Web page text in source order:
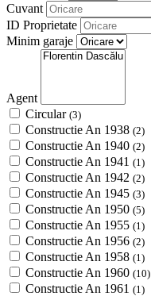
Cuvant
ID Proprietate
Minim garaje
Agent
Circular (3)
Constructie An 1938 (2)
Constructie An 1940 (2)
Constructie An 1941 (1)
Constructie An 1942 (2)
Constructie An 1945 (3)
Constructie An 1950 (5)
Constructie An 1955 (1)
Constructie An 1956 (2)
Constructie An 1958 (1)
Constructie An 1960 (10)
Constructie An 1961 (1)